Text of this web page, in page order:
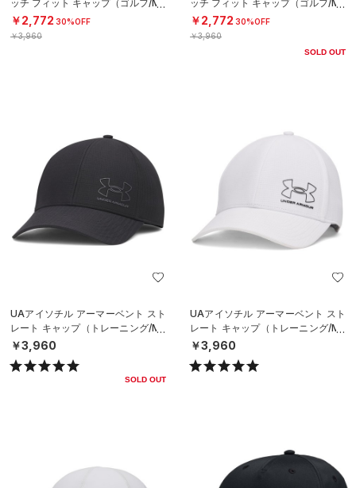
ッチ フィット キャップ（ゴルフ/ME
N）
￥2,772 30%OFF
￥3,960
ッチ フィット キャップ（ゴルフ/ME
N）
￥2,772 30%OFF
￥3,960
SOLD OUT
UAアイソチル アーマーベント スト
レート キャップ（トレーニング/ME
N）
￥3,960
SOLD OUT
UAアイソチル アーマーベント スト
レート キャップ（トレーニング/ME
N）
￥3,960